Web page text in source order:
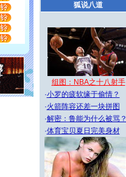
幸福,
!
你我会
长，吻
你在一
不再分
助地哭
狐说八道
组图：NBA之十八射手
·小罗的疲软缘于偷情？
·火箭阵容还差一块拼图
·解密：鲁能为什么被骂？
·体育宝贝夏日完美身材